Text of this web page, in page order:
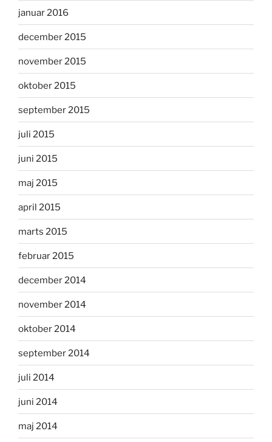
januar 2016
december 2015
november 2015
oktober 2015
september 2015
juli 2015
juni 2015
maj 2015
april 2015
marts 2015
februar 2015
december 2014
november 2014
oktober 2014
september 2014
juli 2014
juni 2014
maj 2014